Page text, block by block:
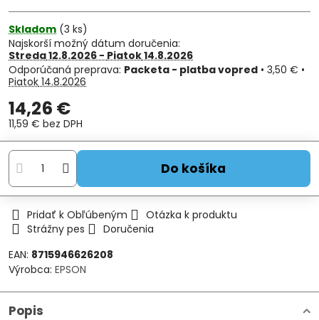
Skladom (3 ks)
Najskorší možný dátum doručenia:
Streda12.8.2026 −Piatok14.8.2026
Packeta - platba vopred • 3,50 € •
Piatok14.8.2026
14,26 €
11,59 € bez DPH
Do košíka
Pridať k Obľúbeným
Otázka k produktu
Strážny pes
Doručenia
EAN: 8715946626208
Výrobca: EPSON
Popis